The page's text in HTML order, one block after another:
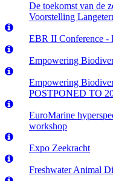
De toekomst van de
Voorstelling
EBR II Conference -
Empowering
Empowering
POSTPONED TO
EuroMarine
workshop
Expo Zeekracht
Freshwater Animal